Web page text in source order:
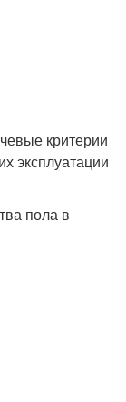
критерии
эксплуатации
пола в